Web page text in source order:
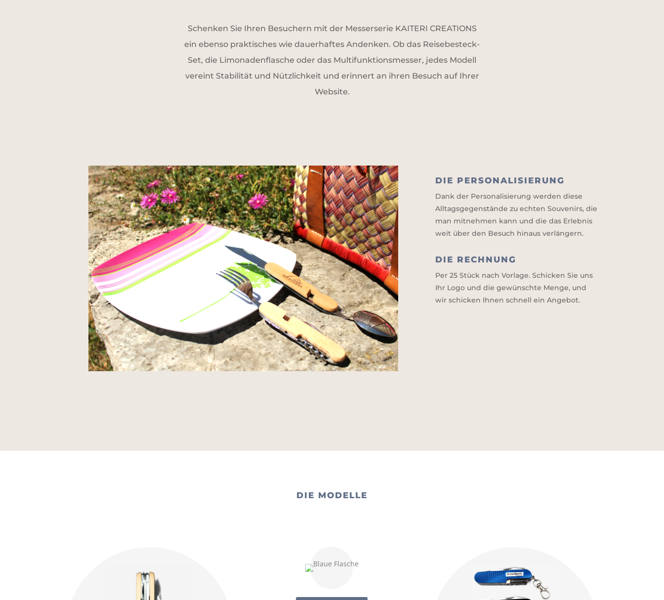
Schenken Sie Ihren Besuchern mit der Messerserie KAITERI CREATIONS
ein ebenso praktisches wie dauerhaftes Andenken. Ob das Reisebesteck-
Set, die Limonadenflasche oder das Multifunktionsmesser, jedes Modell
vereint Stabilität und Nützlichkeit und erinnert an ihren Besuch auf Ihrer
Website.
DIE PERSONALISIERUNG
Dank der Personalisierung werden diese
Alltagsgegenstände zu echten Souvenirs, die
man mitnehmen kann und die das Erlebnis
weit über den Besuch hinaus verlängern.
DIE RECHNUNG
Per 25 Stück nach Vorlage. Schicken Sie uns
Ihr Logo und die gewünschte Menge, und
wir schicken Ihnen schnell ein Angebot.
DIE MODELLE